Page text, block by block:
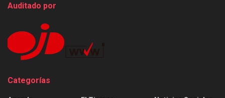
Auditado por
Categorías